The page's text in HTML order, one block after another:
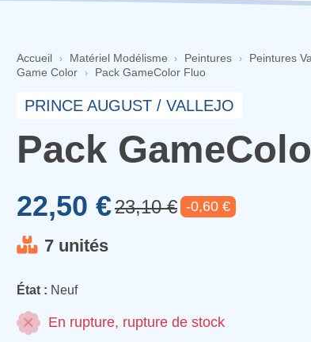
Accueil Matériel Modélisme Peintures Peintures
Game Color
Pack GameColor Fluo
PRINCE AUGUST / VALLEJO
Pack
22,50 €23,10 € -0,60 €
7 unités
État : Neuf
En rupture, rupture de stock